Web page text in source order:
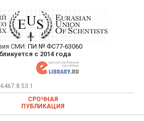
Союз Ученых —
научных статей в
научном журнале
СМИ: ПИ № ФС77-63060
с 2014 года
— публикация научных статей в
научном журнале
СРОЧНАЯ
ПУБЛИКАЦИЯ